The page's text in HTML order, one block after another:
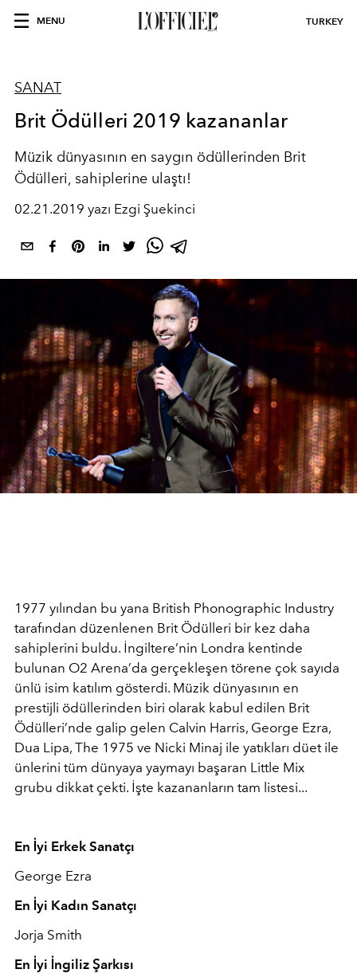
MENU TURKEY
SANAT
Brit Ödülleri 2019 kazananlar
Müzik dünyasının en saygın ödüllerinden Brit
Ödülleri, sahiplerine ulaştı!
02.21.2019 yazı Ezgi Şuekinci
1977 yılından bu yana British Phonographic Industry
tarafından düzenlenen Brit Ödülleri bir kez daha
sahiplerini buldu. İngiltere’nin Londra kentinde
bulunan O2 Arena’da gerçekleşen törene çok sayıda
ünlü isim katılım gösterdi. Müzik dünyasının en
prestijli ödüllerinden biri olarak kabul edilen Brit
Ödülleri’nde galip gelen Calvin Harris, George Ezra,
Dua Lipa, The 1975 ve Nicki Minaj ile yatıkları düet ile
ünlerini tüm dünyaya yaymayı başaran Little Mix
grubu dikkat çekti. İşte kazananların tam listesi...
En İyi Erkek Sanatçı
George Ezra
En İyi Kadın Sanatçı
Jorja Smith
En İyi İngiliz Şarkısı